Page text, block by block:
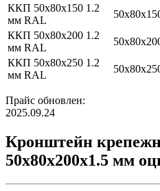
ККП 50х80х150 1.2
мм RAL
ККП 50х80х200 1.2
мм RAL
ККП 50х80х250 1.2
мм RAL
Прайс обновлен:
2025.09.24
Кронштейн
50х80х200х1.5 мм